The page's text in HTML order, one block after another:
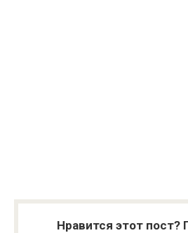
Нравится этот пост?